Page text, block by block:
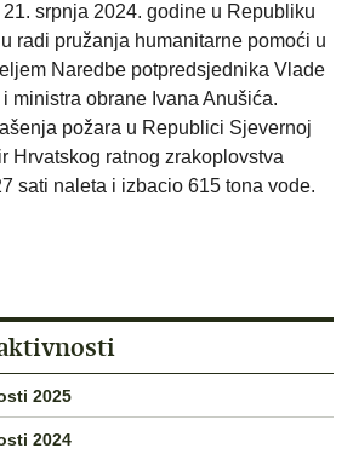
srpnja 2024. godine u Republiku
radi pružanja humanitarne pomoći u
Naredbe potpredsjednika Vlade
ministra obrane Ivana Anušića.
požara u Republici Sjevernoj
Hrvatskog ratnog zrakoplovstva
sati naleta i izbacio 615 tona vode.
2025
2024